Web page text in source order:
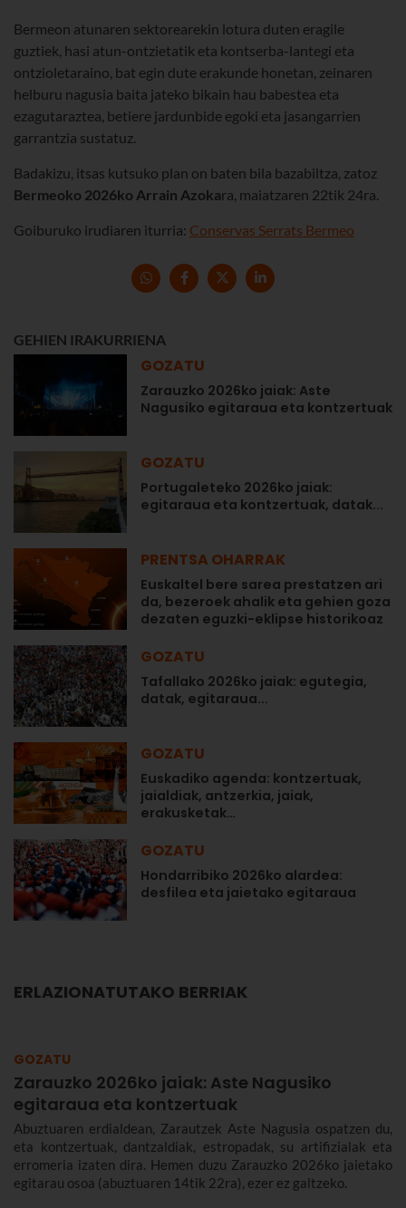
Bermeon atunaren sektorearekin lotura duten eragile
guztiek, hasi atun-ontzietatik eta kontserba-lantegi eta
ontzioletaraino, bat egin dute erakunde honetan, zeinaren
helburu nagusia baita jateko bikain hau babestea eta
ezagutaraztea, betiere jardunbide egoki eta jasangarrien
garrantzia sustatuz.
Badakizu, itsas kutsuko plan on baten bila bazabiltza, zatoz
Bermeoko 2026ko Arrain Azokara, maiatzaren 22tik 24ra.
Goiburuko irudiaren iturria: Conservas Serrats Bermeo
GEHIEN IRAKURRIENA
GOZATU
Zarauzko 2026ko jaiak: Aste
Nagusiko egitaraua eta kontzertuak
GOZATU
Portugaleteko 2026ko jaiak:
egitaraua eta kontzertuak, datak...
PRENTSA OHARRAK
Euskaltel bere sarea prestatzen ari
da, bezeroek ahalik eta gehien goza
dezaten eguzki-eklipse historikoaz
GOZATU
Tafallako 2026ko jaiak: egutegia,
datak, egitaraua...
GOZATU
Euskadiko agenda: kontzertuak,
jaialdiak, antzerkia, jaiak,
erakusketak…
GOZATU
Hondarribiko 2026ko alardea:
desfilea eta jaietako egitaraua
ERLAZIONATUTAKO BERRIAK
GOZATU
Zarauzko 2026ko jaiak: Aste Nagusiko
egitaraua eta kontzertuak
Abuztuaren erdialdean, Zarautzek Aste Nagusia ospatzen du,
eta kontzertuak, dantzaldiak, estropadak, su artifizialak eta
erromeria izaten dira. Hemen duzu Zarauzko 2026ko jaietako
egitarau osoa (abuztuaren 14tik 22ra), ezer ez galtzeko.